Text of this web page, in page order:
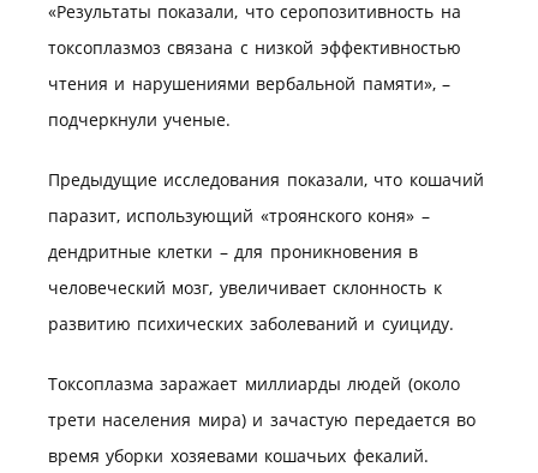
«Результаты показали, что серопозитивность на
токсоплазмоз связана с низкой эффективностью
чтения и нарушениями вербальной памяти», –
подчеркнули ученые.
Предыдущие исследования показали, что кошачий
паразит, использующий «троянского коня» –
дендритные клетки – для проникновения в
человеческий мозг, увеличивает склонность к
развитию психических заболеваний и суициду.
Токсоплазма заражает миллиарды людей (около
трети населения мира) и зачастую передается во
время уборки хозяевами кошачьих фекалий.